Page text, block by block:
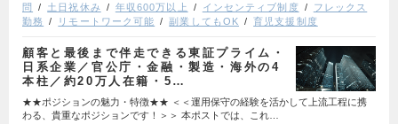
問
土日祝休み 年収600万以上 インセンティブ制度
フレックス
勤務
リモートワーク可能 副業してもOK 育児支援制度
顧客と最後まで伴走できる東証プライム・
日系企業／官公庁・金融・製造・海外の4
本柱／約20万人在籍・5…
★★ポジションの魅力・特徴★★ ＜＜運用保守の経験を活かして上流工程に携
わる、貴重なポジションです！＞＞ 本ポストでは、これ…